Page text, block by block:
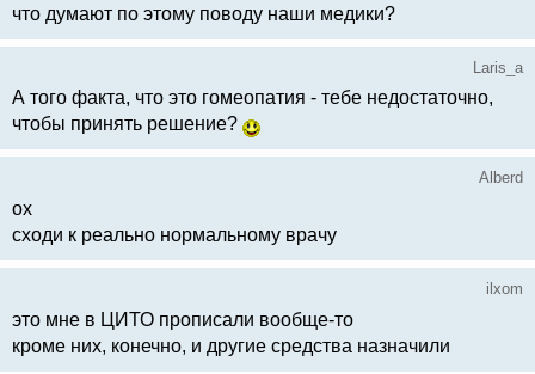
что думают по этому поводу наши медики?
Laris_a
А того факта, что это гомеопатия - тебе недостаточно,
чтобы принять решение?
Alberd
ох
сходи к реально нормальному врачу
ilxom
это мне в ЦИТО прописали вообще-то
кроме них, конечно, и другие средства назначили